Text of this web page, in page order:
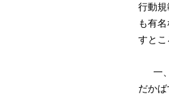
行動
も有
すとこ
一、
だか